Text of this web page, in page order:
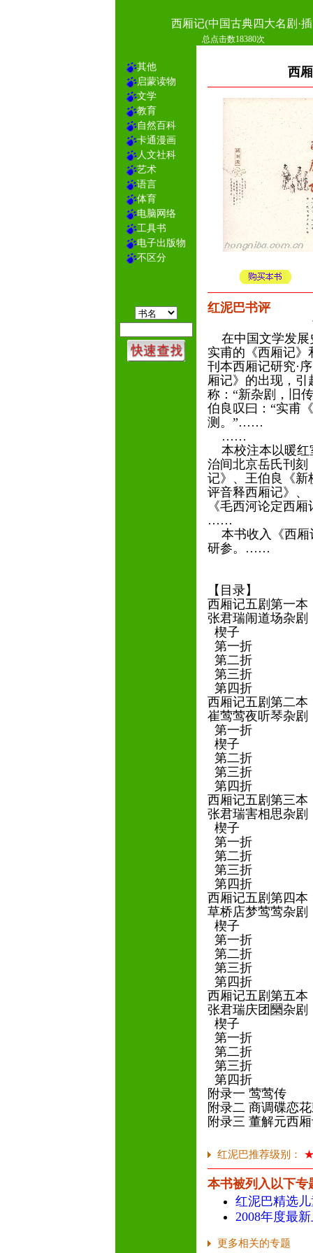
西厢记(中国古典四大名剧·
总点击数18380次
其他
启蒙读物
文学
教育
自然百科
卡通漫画
人文社科
艺术
语言
体育
电脑网络
工具书
电子出版物
不区分
西
红泥巴书评
前言（
在中国文学发展
实甫的《西厢记
刊本西厢记研究·
厢记》的出现，
称：“新杂剧，旧
伯良叹曰：“实甫
测。”……
……
本校注本以暖红
治间北京岳氏刊刻
记》、王伯良《新
评音释西厢记》、
《毛西河论定西
……
本书收入《西厢
研参。……
【目录】
西厢记五剧第一
张君瑞闹道场杂
楔子
第一折
第二折
第三折
第四折
西厢记五剧第二
崔莺莺夜听琴杂
第一折
楔子
第二折
第三折
第四折
西厢记五剧第三
张君瑞害相思杂
楔子
第一折
第二折
第三折
第四折
西厢记五剧第四
草桥店梦莺莺杂
楔子
第一折
第二折
第三折
第四折
西厢记五剧第五
张君瑞庆团圞杂
楔子
第一折
第二折
第三折
第四折
附录一 莺莺
附录二 商调碟恋
附录三 董解元
红泥巴推荐级别：
本书被列入以下专
红泥巴精选
2008年度最
更多相关的专题